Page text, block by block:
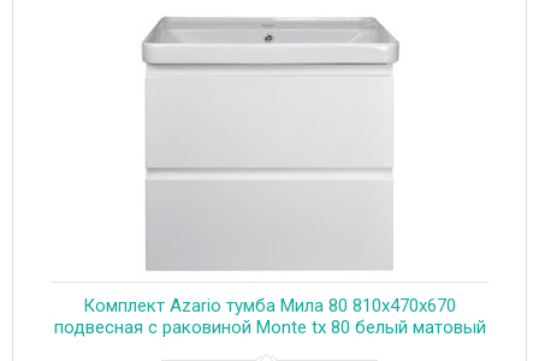
Комплект Azario тумба Мила 80 810х470х670
подвесная с раковиной Monte tx 80 белый матовый